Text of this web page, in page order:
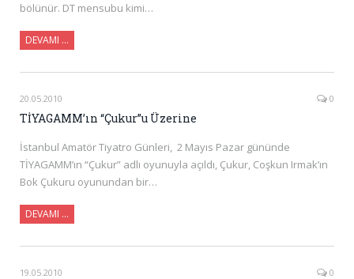
bölünür. DT mensubu kimi…
DEVAMI …
20.05.2010 0
TİYAGAMM’ın “Çukur”u Üzerine
İstanbul Amatör Tiyatro Günleri, 2 Mayıs Pazar gününde
TİYAGAMM’ın “Çukur” adlı oyunuyla açıldı, Çukur, Coşkun Irmak’ın
Bok Çukuru oyunundan bir…
DEVAMI …
19.05.2010 0